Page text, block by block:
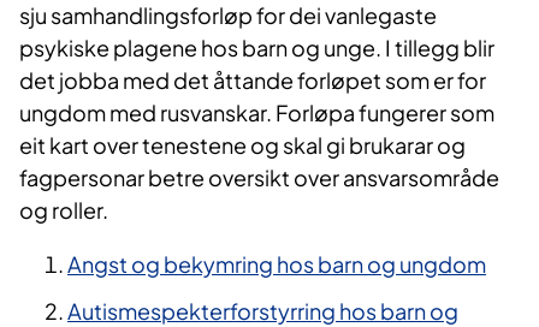
sju samhandlingsforløp for dei vanlegaste
psykiske plagene hos barn og unge. I tillegg blir
det jobba med det åttande forløpet som er for
ungdom med rusvanskar. Forløpa fungerer som
eit kart over tenestene og skal gi brukarar og
fagpersonar betre oversikt over ansvarsområde
og roller.
Angst og bekymring hos barn og ungdom
Autismespekterforstyrring hos barn og